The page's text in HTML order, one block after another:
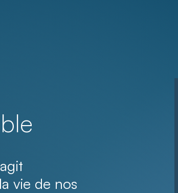
vie de nos